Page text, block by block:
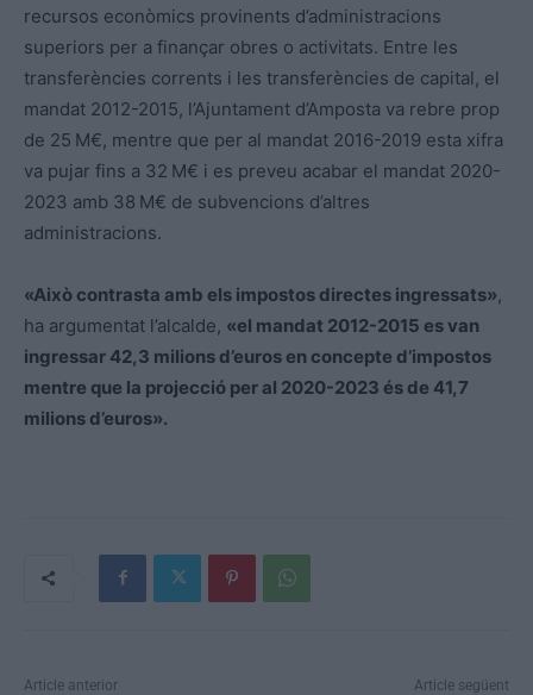
recursos econòmics provinents d’administracions
superiors per a finançar obres o activitats. Entre les
transferències corrents i les transferències de capital, el
mandat 2012-2015, l’Ajuntament d’Amposta va rebre prop
de 25 M€, mentre que per al mandat 2016-2019 esta xifra
va pujar fins a 32 M€ i es preveu acabar el mandat 2020-
2023 amb 38 M€ de subvencions d’altres
administracions.
«Això contrasta amb els impostos directes ingressats»,
ha argumentat l’alcalde, «el mandat 2012-2015 es van
ingressar 42,3 milions d’euros en concepte d’impostos
mentre que la projecció per al 2020-2023 és de 41,7
milions d’euros».
Article anterior Article següent